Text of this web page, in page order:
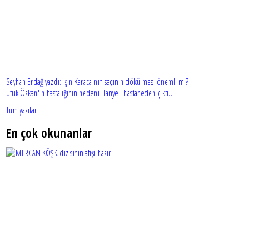
Seyhan Erdağ yazdı: Işın Karaca'nın saçının dökülmesi önemli mi?
Ufuk Özkan'ın hastalığının nedeni! Tanyeli hastaneden çıktı...
Tüm yazılar
En çok okunanlar